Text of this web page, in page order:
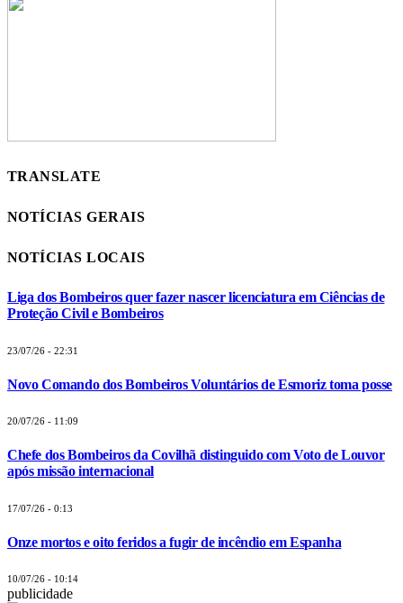
TRANSLATE
NOTÍCIAS GERAIS
NOTÍCIAS LOCAIS
Liga dos Bombeiros quer fazer nascer licenciatura em Ciências de
Proteção Civil e Bombeiros
23/07/26 - 22:31
Novo Comando dos Bombeiros Voluntários de Esmoriz toma posse
20/07/26 - 11:09
Chefe dos Bombeiros da Covilhã distinguido com Voto de Louvor
após missão internacional
17/07/26 - 0:13
Onze mortos e oito feridos a fugir de incêndio em Espanha
10/07/26 - 10:14
publicidade